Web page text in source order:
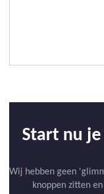
Start nu
Wij hebben geen
knoppen zitten